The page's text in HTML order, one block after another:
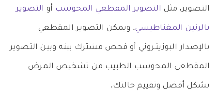
التصوير، مثل التصوير المقطعي المحوسب أو التصوير
بالرنين المغناطيسي. ويمكن التصوير المقطعي
بالإصدار البوزيتـروني أو فحص مشترك بينه وبين التصوير
المقطعي المحوسب الطبيب من تشخيص المرض
بشكل أفضل وتقييم حالتك.